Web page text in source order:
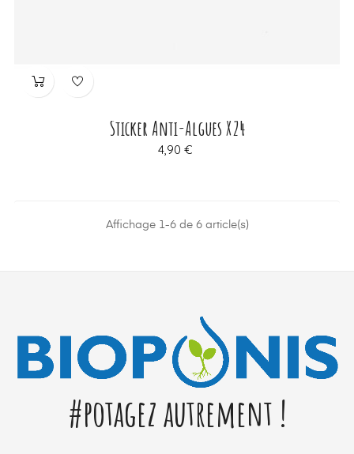
Sticker Anti-Algues X24
Prix
4,90 €
Affichage 1-6 de 6 article(s)
#potagez autrement !